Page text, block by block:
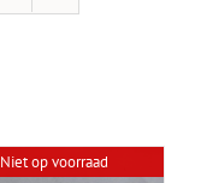
Niet op voorraad